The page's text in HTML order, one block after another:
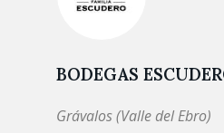
BODEGAS
Grávalos (Valle del Ebro)